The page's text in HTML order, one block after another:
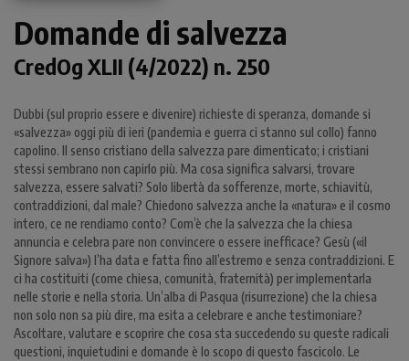
Domande di salvezza
CredOg XLII (4/2022) n. 250
Dubbi (sul proprio essere e divenire) richieste di speranza, domande si
«salvezza» oggi più di ieri (pandemia e guerra ci stanno sul collo) fanno
capolino. Il senso cristiano della salvezza pare dimenticato; i cristiani
stessi sembrano non capirlo più. Ma cosa significa salvarsi, trovare
salvezza, essere salvati? Solo libertà da sofferenze, morte, schiavitù,
contraddizioni, dal male? Chiedono salvezza anche la «natura» e il cosmo
intero, ce ne rendiamo conto? Com’è che la salvezza che la chiesa
annuncia e celebra pare non convincere o essere inefficace? Gesù («il
Signore salva») l’ha data e fatta fino all’estremo e senza contraddizioni. E
ci ha costituiti (come chiesa, comunità, fraternità) per implementarla
nelle storie e nella storia. Un’alba di Pasqua (risurrezione) che la chiesa
non solo non sa più dire, ma esita a celebrare e anche testimoniare?
Ascoltare, valutare e scoprire che cosa sta succedendo su queste radicali
questioni, inquietudini e domande è lo scopo di questo fascicolo. Le